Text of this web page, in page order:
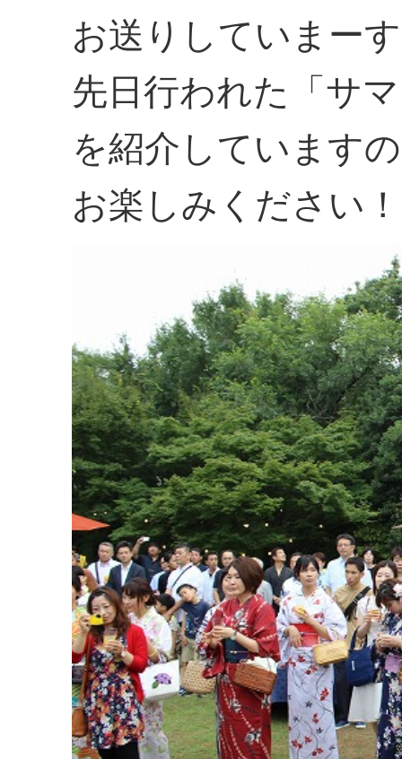
お送りしていまー
先日行われた「サ
を紹介しています
お楽しみください！